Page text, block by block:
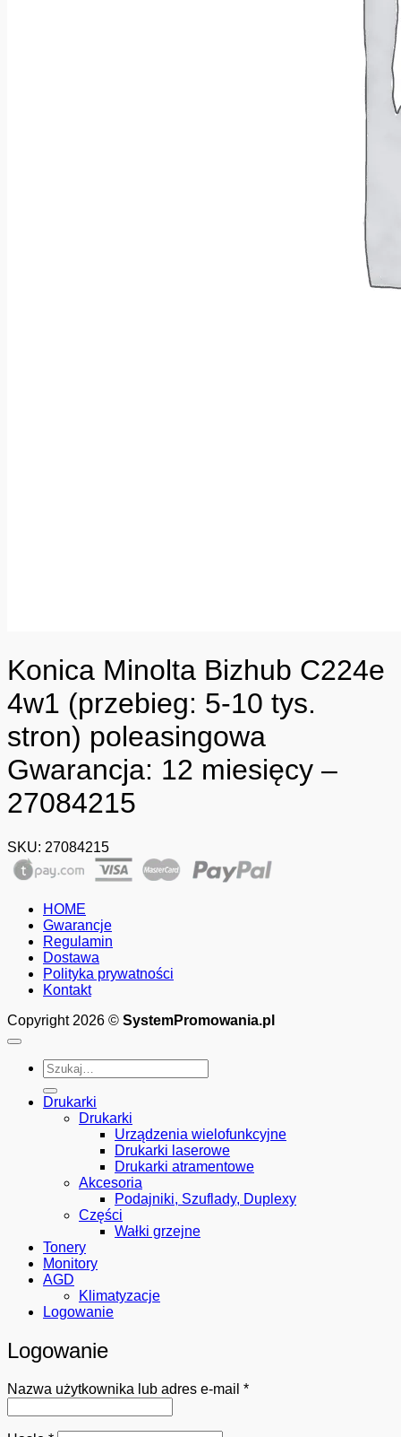
Konica Minolta Bizhub C224e
4w1 (przebieg: 5-10 tys.
stron) poleasingowa
Gwarancja: 12 miesięcy –
27084215
SKU: 27084215
HOME
Gwarancje
Regulamin
Dostawa
Polityka prywatności
Kontakt
Copyright 2026 © SystemPromowania.pl
Szukaj:
Drukarki
Drukarki
Urządzenia wielofunkcyjne
Drukarki laserowe
Drukarki atramentowe
Akcesoria
Podajniki, Szuflady, Duplexy
Części
Wałki grzejne
Tonery
Monitory
AGD
Klimatyzacje
Logowanie
Logowanie
Nazwa użytkownika lub adres e-mail *Wymagane